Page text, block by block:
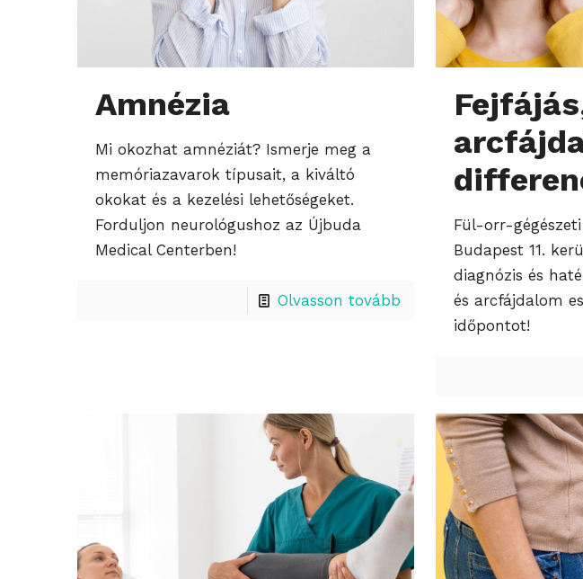
Amnézia
Mi okozhat amnéziát? Ismerje meg a
memóriazavarok típusait, a kiváltó
okokat és a kezelési lehetőségeket.
Forduljon neurológushoz az Újbuda
Medical Centerben!
Olvasson tovább
Fül-orr-
Budapest 11.
diagnózis és
és arcfájdalom
időpontot!